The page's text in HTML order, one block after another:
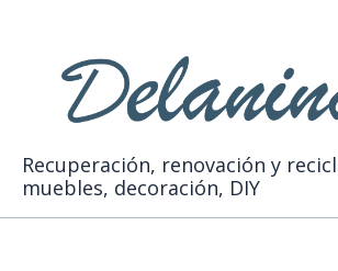
contenido
Recuperación, renovación y
muebles, decoración, DIY